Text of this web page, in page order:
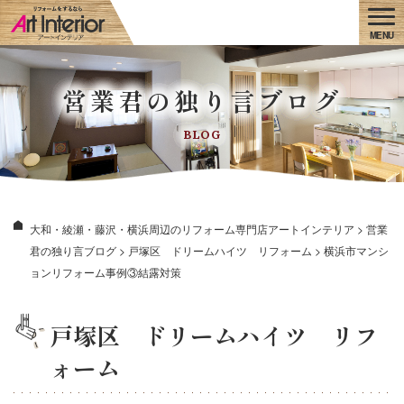
営業君の独り言ブログ
BLOG
大和・綾瀬・藤沢・横浜周辺のリフォーム専門店アートインテリア > 営業
君の独り言ブログ > 戸塚区 ドリームハイツ リフォーム > 横浜市マンシ
ョンリフォーム事例③結露対策
戸塚区 ドリームハイツ リフ
ォーム